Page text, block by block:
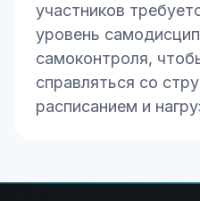
участников
уровень
самоконтроля,
справляться со
расписанием и